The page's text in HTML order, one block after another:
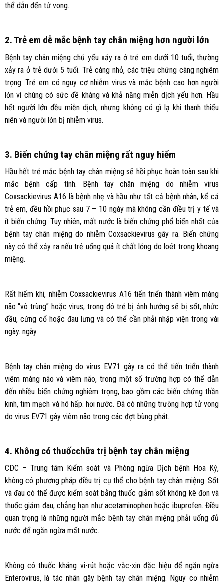
thể dẫn đến tử vong.
2. Trẻ em dễ mắc bệnh tay chân miệng hơn người lớn
Bệnh tay chân miệng chủ yếu xảy ra ở trẻ em dưới 10 tuổi, thường
xảy ra ở trẻ dưới 5 tuổi. Trẻ càng nhỏ, các triệu chứng càng nghiêm
trọng. Trẻ em có nguy cơ nhiễm virus và mắc bệnh cao hơn người
lớn vì chúng có sức đề kháng và khả năng miễn dịch yếu hơn. Hầu
hết người lớn đều miễn dịch, nhưng không có gì lạ khi thanh thiếu
niên và người lớn bị nhiễm virus.
3. Biến chứng tay chân miệng rất nguy hiểm
Hầu hết trẻ mắc bệnh tay chân miệng sẽ hồi phục hoàn toàn sau khi
mắc bệnh cấp tính. Bệnh tay chân miệng do nhiễm virus
Coxsackievirus A16 là bệnh nhẹ và hầu như tất cả bệnh nhân, kể cả
trẻ em, đều hồi phục sau 7 – 10 ngày mà không cần điều trị y tế và
ít biến chứng. Tuy nhiên, mất nước là biến chứng phổ biến nhất của
bệnh tay chân miệng do nhiễm Coxsackievirus gây ra. Biến chứng
này có thể xảy ra nếu trẻ uống quá ít chất lỏng do loét trong khoang
miệng.
Rất hiếm khi, nhiễm Coxsackievirus A16 tiến triển thành viêm màng
não “vô trùng” hoặc virus, trong đó trẻ bị ảnh hưởng sẽ bị sốt, nhức
đầu, cứng cổ hoặc đau lưng và có thể cần phải nhập viện trong vài
ngày. ngày.
Bệnh tay chân miệng do virus EV71 gây ra có thể tiến triển thành
viêm màng não và viêm não, trong một số trường hợp có thể dẫn
đến nhiều biến chứng nghiêm trọng, bao gồm các biến chứng thần
kinh, tim mạch và hô hấp. hơi nước. Đã có những trường hợp tử vong
do virus EV71 gây viêm não trong các đợt bùng phát.
4. Không có thuốcchữa trị bệnh tay chân miệng
CDC – Trung tâm Kiểm soát và Phòng ngừa Dịch bệnh Hoa Kỳ,
không có phương pháp điều trị cụ thể cho bệnh tay chân miệng. Sốt
và đau có thể được kiểm soát bằng thuốc giảm sốt không kê đơn và
thuốc giảm đau, chẳng hạn như acetaminophen hoặc ibuprofen. Điều
quan trọng là những người mắc bệnh tay chân miệng phải uống đủ
nước để ngăn ngừa mất nước.
Không có thuốc kháng vi-rút hoặc vắc-xin đặc hiệu để ngăn ngừa
Enterovirus, là tác nhân gây bệnh tay chân miệng. Nguy cơ nhiễm